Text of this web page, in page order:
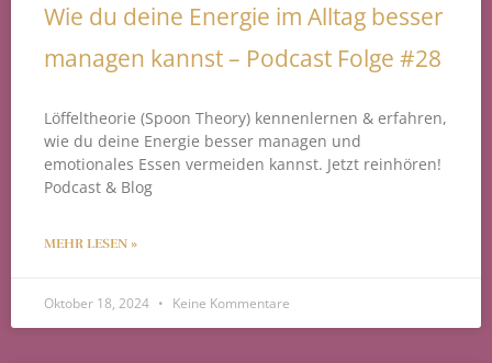
Wie du deine Energie im Alltag besser
managen kannst – Podcast Folge #28
Löffeltheorie (Spoon Theory) kennenlernen & erfahren,
wie du deine Energie besser managen und
emotionales Essen vermeiden kannst. Jetzt reinhören!
Podcast & Blog
MEHR LESEN »
Oktober 18, 2024 Keine Kommentare